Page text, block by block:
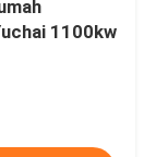
1100kw